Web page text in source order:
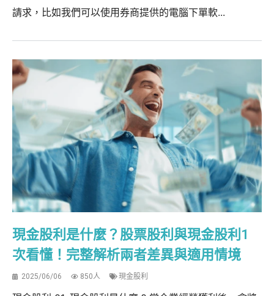
請求，比如我們可以使用券商提供的電腦下單軟...
現金股利是什麼？股票股利與現金股利1
次看懂！完整解析兩者差異與適用情境
2025/06/06 850人 現金股利